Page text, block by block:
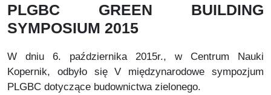
PLGBC GREEN BUILDING
SYMPOSIUM 2015
W dniu 6. października 2015r., w Centrum Nauki
Kopernik, odbyło się V międzynarodowe sympozjum
PLGBC dotyczące budownictwa zielonego.